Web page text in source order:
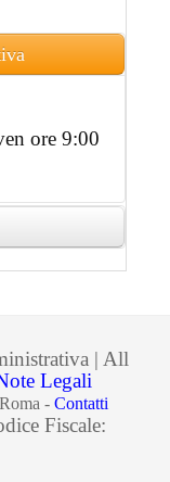
ore 9:00
| All
Legali
- Contatti
Fiscale: